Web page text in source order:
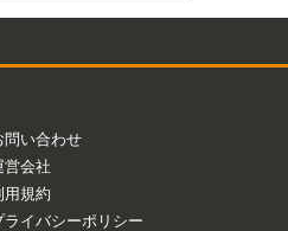
問い合わせ
営会社
用規約
ライバシーポリシー